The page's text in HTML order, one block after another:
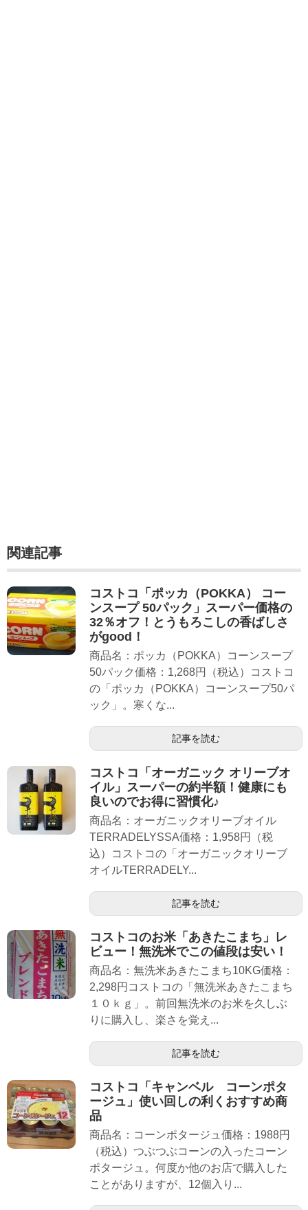
関連記事
コストコ「ポッカ（POKKA） コー
ンスープ 50パック」スーパー価格の
32％オフ！とうもろこしの香ばしさ
がgood！
商品名：ポッカ（POKKA）コーンスープ
50パック価格：1,268円（税込）コストコ
の「ポッカ（POKKA）コーンスープ50パ
ック」。寒くな...
記事を読む
コストコ「オーガニック オリーブオ
イル」スーパーの約半額！健康にも
良いのでお得に習慣化♪
商品名：オーガニックオリーブオイル
TERRADELYSSA価格：1,958円（税
込）コストコの「オーガニックオリーブ
オイルTERRADELY...
記事を読む
コストコのお米「あきたこまち」レ
ビュー！無洗米でこの値段は安い！
商品名：無洗米あきたこまち10KG価格：
2,298円コストコの「無洗米あきたこまち
１０ｋｇ」。前回無洗米のお米を久しぶ
りに購入し、楽さを覚え...
記事を読む
コストコ「キャンベル コーンポタ
ージュ」使い回しの利くおすすめ商
品
商品名：コーンポタージュ価格：1988円
（税込）つぶつぶコーンの入ったコーン
ポタージュ。何度か他のお店で購入した
ことがありますが、12個入り...